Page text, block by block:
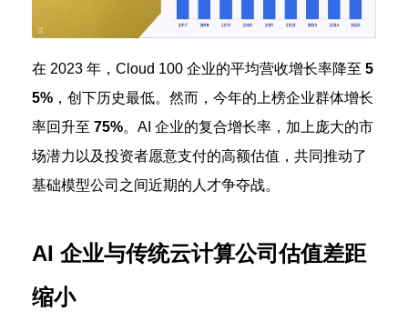
在 2023 年，Cloud 100 企业的平均营收增长率降至 5
5% ，创下历史最低。然而，今年的上榜企业群体增长
率回升至 75%。AI 企业的复合增长率，加上庞大的市
场潜力以及投资者愿意支付的高额估值，共同推动了
基础模型公司之间近期的人才争夺战。
AI 企业与传统云计算公司估值差距
缩小